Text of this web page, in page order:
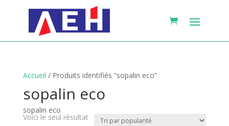
Accueil / Produits identifiés “sopalin eco”
sopalin eco
sopalin eco
Voici le seul résultat